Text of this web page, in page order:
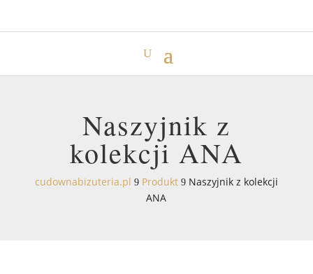
Naszyjnik z
kolekcji ANA
cudownabizuteria.pl 9 Produkt 9 Naszyjnik z kolekcji
ANA